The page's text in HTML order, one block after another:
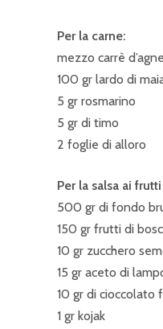
Per la carne:
mezzo carrè
100 gr lardo di
5 gr rosmarino
5 gr di timo
2 foglie di alloro
Per la salsa ai
500 gr di fondo
150 gr frutti di
10 gr zucchero
15 gr aceto di
10 gr di cioccolato
1 gr kojak